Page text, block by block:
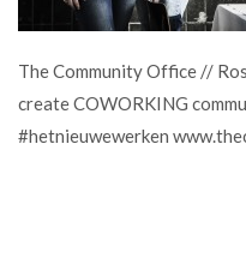
The Community Office //
create COWORKING
#hetnieuwewerken